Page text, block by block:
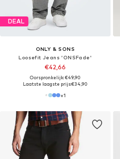
DEAL
ONLY & SONS
Loosefit Jeans 'ONSFade'
€42,66
Oorspronkelijk: €49,90
Laatste laagste prijs:€34,90
+1